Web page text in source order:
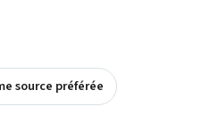
source préférée